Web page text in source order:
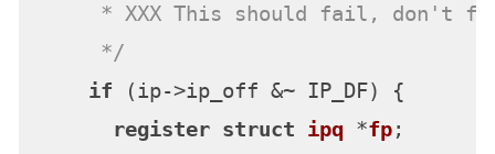
* XXX This should fail, don't
     */
if (ip->ip_off &~ IP_DF) {
register struct ipq *fp;